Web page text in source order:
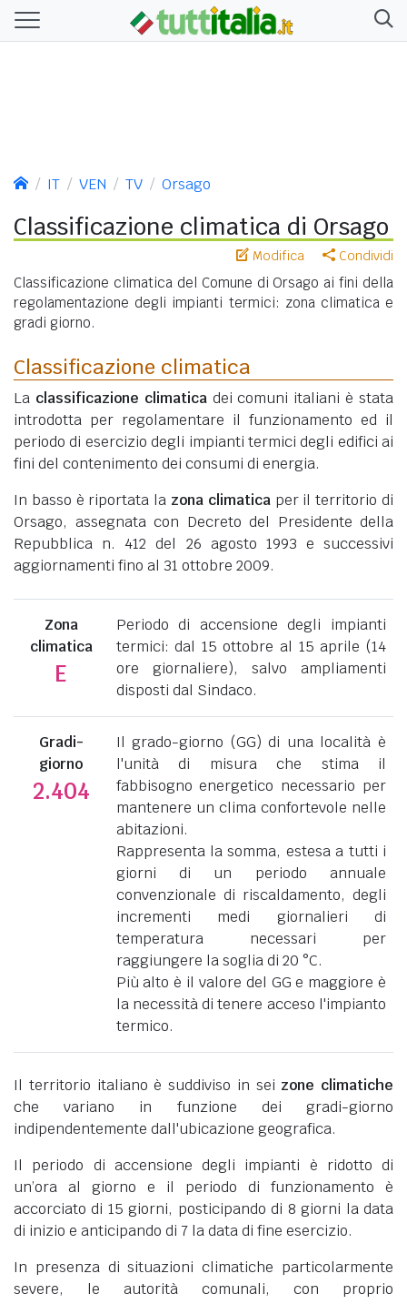
IT VEN TV Orsago
Classificazione climatica di Orsago
Modifica Condividi
Classificazione climatica del Comune di Orsago ai fini della
regolamentazione degli impianti termici: zona climatica e
gradi giorno.
Classificazione climatica
La classificazione climaticadei comuni italiani è stata
introdotta per regolamentare il funzionamento ed il
periodo di esercizio degli impianti termici degli edifici ai
fini del contenimento dei consumi di energia.
In basso è riportata la zona climaticaper il territorio di
Orsago, assegnata con Decreto del Presidente della
Repubblica n. 412 del 26 agosto 1993 e successivi
aggiornamenti fino al 31 ottobre 2009.
Zona
climatica
E
Periodo di accensione degli impianti
termici: dal 15 ottobre al 15 aprile (14
ore giornaliere), salvo ampliamenti
disposti dal Sindaco.
Gradi-
giorno
2.404
Il grado-giorno (GG) di una località è
l'unità di misura che stima il
fabbisogno energetico necessario per
mantenere un clima confortevole nelle
abitazioni.
Rappresenta la somma, estesa a tutti i
giorni di un periodo annuale
convenzionale di riscaldamento, degli
incrementi medi giornalieri di
temperatura necessari per
raggiungere la soglia di 20 °C.
Più alto è il valore del GG e maggiore è
la necessità di tenere acceso l'impianto
termico.
Il territorio italiano è suddiviso in sei zone climatiche
che variano in funzione dei gradi-giorno
indipendentemente dall'ubicazione geografica.
Il periodo di accensione degli impianti è ridotto di
un’ora al giorno e il periodo di funzionamento è
accorciato di 15 giorni, posticipando di 8 giorni la data
di inizio e anticipando di 7 la data di fine esercizio.
In presenza di situazioni climatiche particolarmente
severe, le autorità comunali, con proprio